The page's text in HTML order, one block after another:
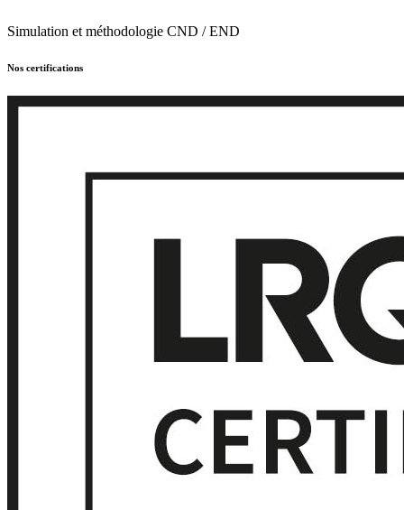
Simulation et méthodologie CND / END
Nos certifications